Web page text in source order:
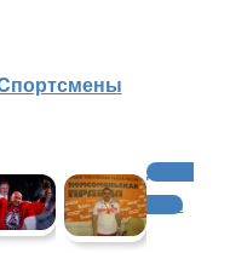
Другие
виды